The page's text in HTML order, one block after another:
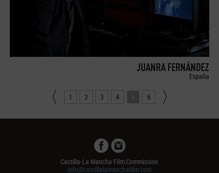
JUANRA FERNÁNDEZ
España
1 2 3 4 5 6
Castilla-La Mancha Film Commission
info@castillalamanchafilm.com